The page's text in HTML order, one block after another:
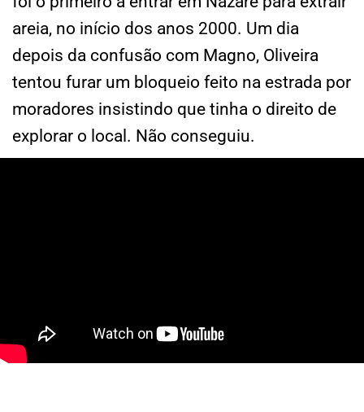
areia, no início dos anos 2000. Um dia
depois da confusão com Magno, Oliveira
tentou furar um bloqueio feito na estrada por
moradores insistindo que tinha o direito de
explorar o local. Não conseguiu.